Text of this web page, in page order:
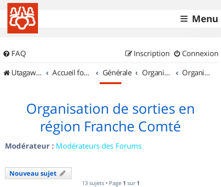
Menu
FAQ Connexion
Inscription
UtagawaVTT (Randos VTT et VTTAE avec traces GPS)
Accueil forum Générale Organisation de sorties & Recherche de partenaires Organisation de sorties en région Franche Comté
Organisation de sorties en
région Franche Comté
Modérateur : Modérateurs des Forums
Nouveau sujet
13 sujets • Page 1 sur 1